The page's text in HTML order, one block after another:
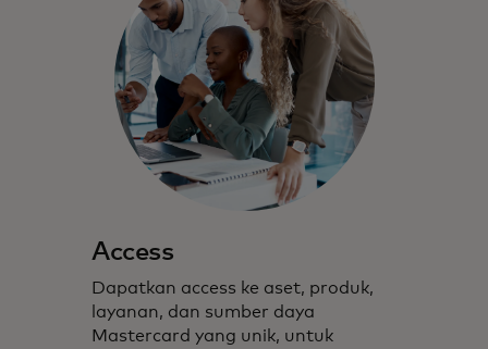
Access
Dapatkan access ke aset, produk,
layanan, dan sumber daya
Mastercard yang unik, untuk